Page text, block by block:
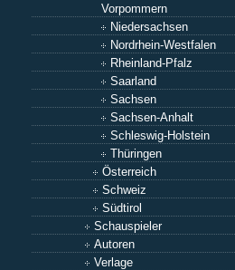
Vorpommern
Niedersachsen
Nordrhein-Westfalen
Rheinland-Pfalz
Saarland
Sachsen
Sachsen-Anhalt
Schleswig-Holstein
Thüringen
Österreich
Schweiz
Südtirol
Schauspieler
Autoren
Verlage